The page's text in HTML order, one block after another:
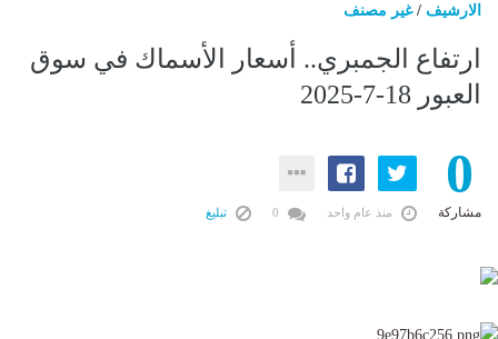
الارشيف /غير مصنف
ارتفاع الجمبري.. أسعار الأسماك في سوق
العبور 18-7-2025
0
مشاركة منذ عام واحد تبليغ